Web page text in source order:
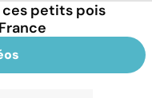
ces petits pois